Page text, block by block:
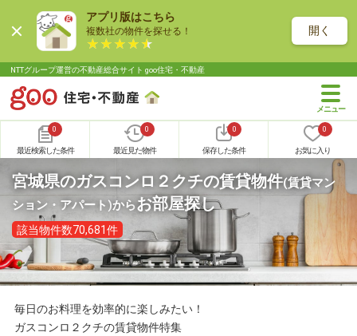
アプリ版はこちら
複数社の物件を探せる！ 開く
NTTグループ運営の不動産総合サイト goo住宅・不動産
0
最近検索した条件
0
最近見た物件
0
保存した条件
0
お気に入り
宮城県のガスコンロ２クチの賃貸物件(賃貸マン
ション・アパート)からお部屋探し
該当物件数70,681件
毎日のお料理を効率的に楽しみたい！
ガスコンロ２クチの賃貸物件特集